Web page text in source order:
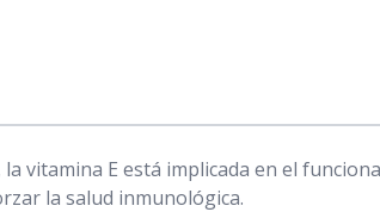
vitamina E está implicada en el
la salud inmunológica.